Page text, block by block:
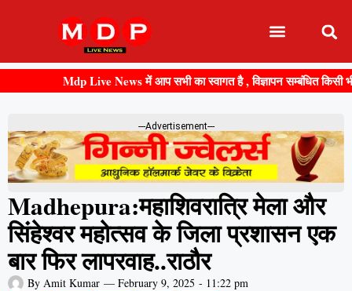
Mdp Live News में आप सभी का स्वागत है , विज्ञापन सम्बंधित किसी भी
---Advertisement---
Madhepura:महाशिवरात्रि मेला और
सिंहेश्वर महोत्सव के जिला प्रशासन एक
बार फिर लापरवाह..राठौर
By Amit Kumar — February 9, 2025 - 11:22 pm